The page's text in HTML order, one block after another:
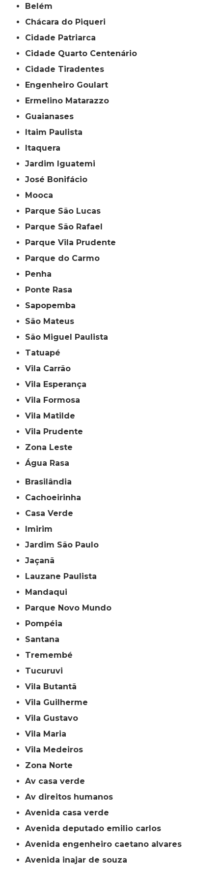
Belém
Chácara do Piqueri
Cidade Patriarca
Cidade Quarto Centenário
Cidade Tiradentes
Engenheiro Goulart
Ermelino Matarazzo
Guaianases
Itaim Paulista
Itaquera
Jardim Iguatemi
José Bonifácio
Mooca
Parque São Lucas
Parque São Rafael
Parque Vila Prudente
Parque do Carmo
Penha
Ponte Rasa
Sapopemba
São Mateus
São Miguel Paulista
Tatuapé
Vila Carrão
Vila Esperança
Vila Formosa
Vila Matilde
Vila Prudente
Zona Leste
Água Rasa
Brasilândia
Cachoeirinha
Casa Verde
Imirim
Jardim São Paulo
Jaçanã
Lauzane Paulista
Mandaqui
Parque Novo Mundo
Pompéia
Santana
Tremembé
Tucuruvi
Vila Butantã
Vila Guilherme
Vila Gustavo
Vila Maria
Vila Medeiros
Zona Norte
av casa verde
av direitos humanos
avenida casa verde
avenida deputado emilio carlos
avenida engenheiro caetano alvares
avenida inajar de souza